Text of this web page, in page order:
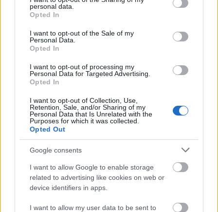
grant or deny consent to Google and its third-party tags to
use your data for below specified purposes in below Google
consent section.
personal data.
Opted In
I want to opt-out of the Sale of my
Personal Data.
Opted In
I want to opt-out of processing my
Personal Data for Targeted Advertising.
Opted In
I want to opt-out of Collection, Use,
Retention, Sale, and/or Sharing of my
Personal Data that Is Unrelated with the
Purposes for which it was collected.
Opted Out
Google consents
I want to allow Google to enable storage
related to advertising like cookies on web or
device identifiers in apps.
I want to allow my user data to be sent to
íme 6 különleges alternatíva
ANYÁK HETE